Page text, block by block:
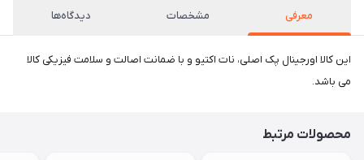
معرفی مشخصات دیدگاه‌ها
این کالا اورجینال پک اصلی، نات اکتیو و با ضمانت اصالت و سلامت فیزیکی کالا
می باشد.
محصولات مرتبط